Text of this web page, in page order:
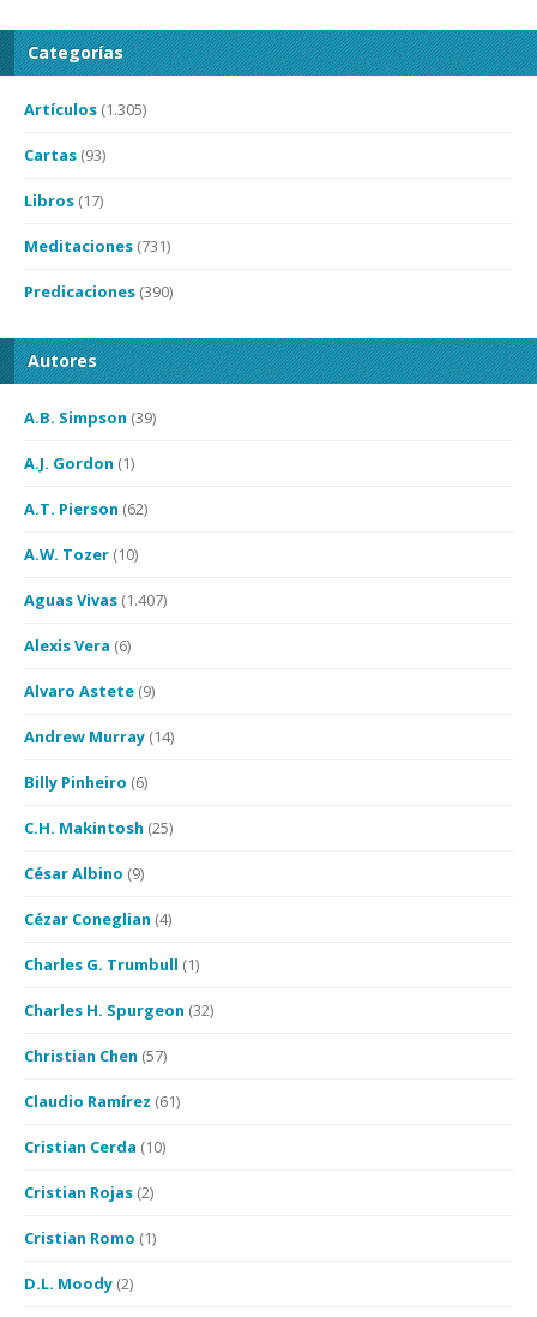
Categorías
Artículos (1.305)
Cartas (93)
Libros (17)
Meditaciones (731)
Predicaciones (390)
Autores
A.B. Simpson (39)
A.J. Gordon (1)
A.T. Pierson (62)
A.W. Tozer (10)
Aguas Vivas (1.407)
Alexis Vera (6)
Alvaro Astete (9)
Andrew Murray (14)
Billy Pinheiro (6)
C.H. Makintosh (25)
César Albino (9)
Cézar Coneglian (4)
Charles G. Trumbull (1)
Charles H. Spurgeon (32)
Christian Chen (57)
Claudio Ramírez (61)
Cristian Cerda (10)
Cristian Rojas (2)
Cristian Romo (1)
D.L. Moody (2)